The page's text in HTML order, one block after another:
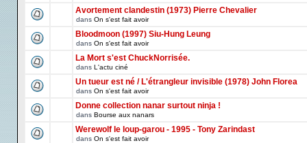
Avortement clandestin (1973) Pierre Chevalier
dans On s'est fait avoir
Bloodmoon (1997) Siu-Hung Leung
dans On s'est fait avoir
La Mort s'est ChuckNorrisée.
dans L'actu ciné
Un tueur est né / L'étrangleur invisible (1978) John Florea
dans On s'est fait avoir
Donne collection nanar surtout ninja !
dans Bourse aux nanars
Werewolf le loup-garou - 1995 - Tony Zarindast
dans On s'est fait avoir